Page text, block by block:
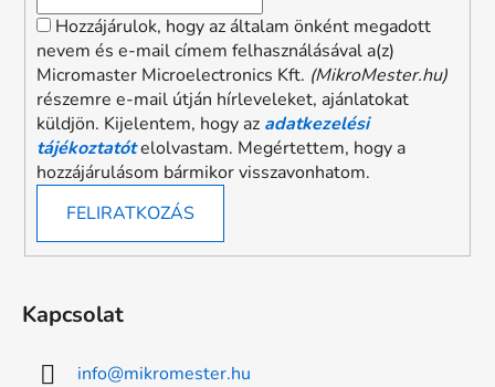
Hozzájárulok, hogy az általam önként megadott
nevem és e-mail címem felhasználásával a(z)
Micromaster Microelectronics Kft. (MikroMester.hu)
részemre e-mail útján hírleveleket, ajánlatokat
küldjön. Kijelentem, hogy az adatkezelési
tájékoztatótelolvastam. Megértettem, hogy a
hozzájárulásom bármikor visszavonhatom.
FELIRATKOZÁS
Kapcsolat
info@mikromester.hu